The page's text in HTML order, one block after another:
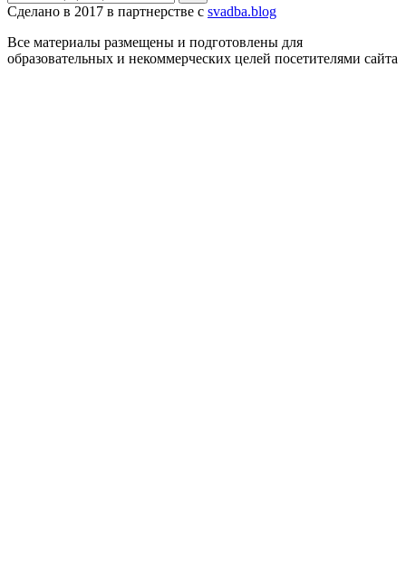
Сделано в 2017 в партнерстве с svadba.blog
Все материалы размещены и подготовлены для
образовательных и некоммерческих целей посетителями сайта